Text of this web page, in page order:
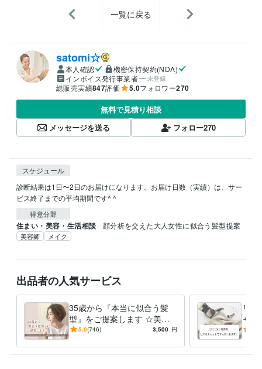
一覧に戻る
satomi☆
本人確認
機密保持契約(NDA)
インボイス発行事業者
未登録
総販売実績847評価 5.0フォロワー270
無料で見積り相談
メッセージを送る
フォロー270
スケジュール
診断結果は1日〜2日のお届けになります。お届け日数（実績）は、サー
ビス終了までの平均期間です^ ^
得意分野
住まい・美容・生活相談 顔分析を交えた大人女性に似合う髪型提案
美容師 メイク
出品者の人気サービス
35歳から『本当に似合う髪
型』をご提案します ☆美容
師歴24年×顔分析・施術実績
5.0(746) 3,500 円
リ
ャッ
スタ